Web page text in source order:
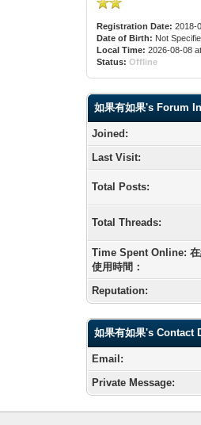
Registration Date: 2018-
Date of Birth: Not
Local Time: 2026-08-08
Status: Offline
如果有如果's Forum
Joined:
Last Visit:
Total Posts:
Total Threads:
Time Spent Online:
使用時間：
Reputation:
如果有如果's Contact
Email:
Private Message: